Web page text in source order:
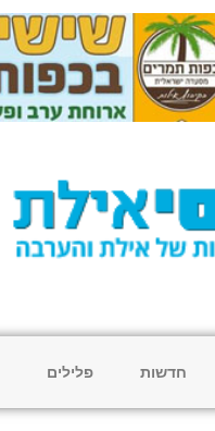
חדשות פלילים